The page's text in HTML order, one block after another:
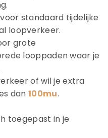
standaard tijdelijke
loopverkeer.
grote
looppaden waar je
of wil je extra
dan100mu.
toegepast in je